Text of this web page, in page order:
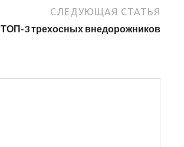
СЛЕДУЮЩАЯ СТАТЬЯ
ТОП-3 трехосных внедорожников